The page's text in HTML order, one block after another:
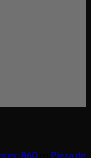
860en Pieza de